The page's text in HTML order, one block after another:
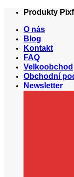
Přeskočit
obsah
Produkty
O nás
Blog
Kontakt
FAQ
Velkoobchod
Obchodní
Newsletter